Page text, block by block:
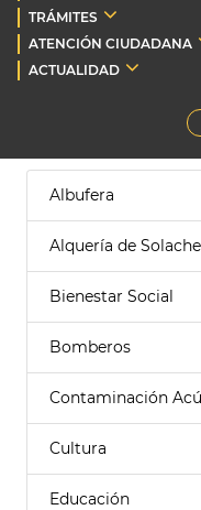
TRÁMITES
ATENCIÓN CIUDADANA
ACTUALIDAD
Albufera
Alquería de Solache
Bienestar Social
Bomberos
Contaminación
Cultura
Educación